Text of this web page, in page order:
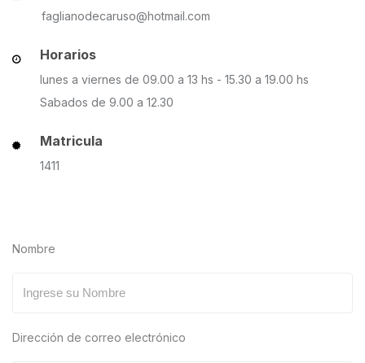
faglianodecaruso@hotmail.com
Horarios
lunes a viernes de 09.00 a 13 hs - 15.30 a 19.00 hs
Sabados de 9.00 a 12.30
Matricula
1411
Nombre
Dirección de correo electrónico